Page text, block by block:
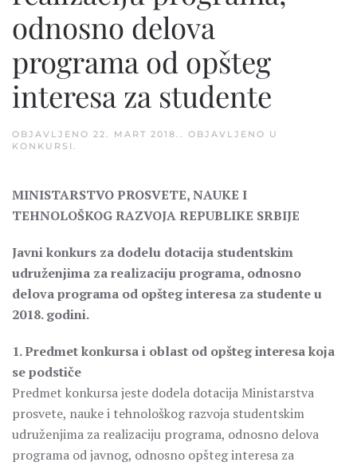
odnosno delova
programa od opšteg
interesa za studente
OBJAVLJENO 22. MART 2018. . OBJAVLJENO U
KONKURSI .
MINISTARSTVO PROSVETE, NAUKE I
TEHNOLOŠKOG RAZVOJA REPUBLIKE SRBIJE
Javni konkurs za dodelu dotacija studentskim
udruženjima za realizaciju programa, odnosno
delova programa od opšteg interesa za studente u
2018. godini.
1. Predmet konkursa i oblast od opšteg interesa koja
se podstiče
Predmet konkursa jeste dodela dotacija Ministarstva
prosvete, nauke i tehnološkog razvoja studentskim
udruženjima za realizaciju programa, odnosno delova
programa od javnog, odnosno opšteg interesa za